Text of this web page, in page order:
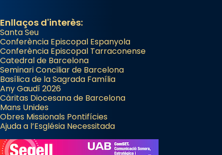
Enllaços d'interès:
Santa Seu
Conferència Episcopal Espanyola
Conferència Episcopal Tarraconense
Catedral de Barcelona
Seminari Conciliar de Barcelona
Basílica de la Sagrada Família
Any Gaudí 2026
Càritas Diocesana de Barcelona
Mans Unides
Obres Missionals Pontifícies
Ajuda a l’Església Necessitada